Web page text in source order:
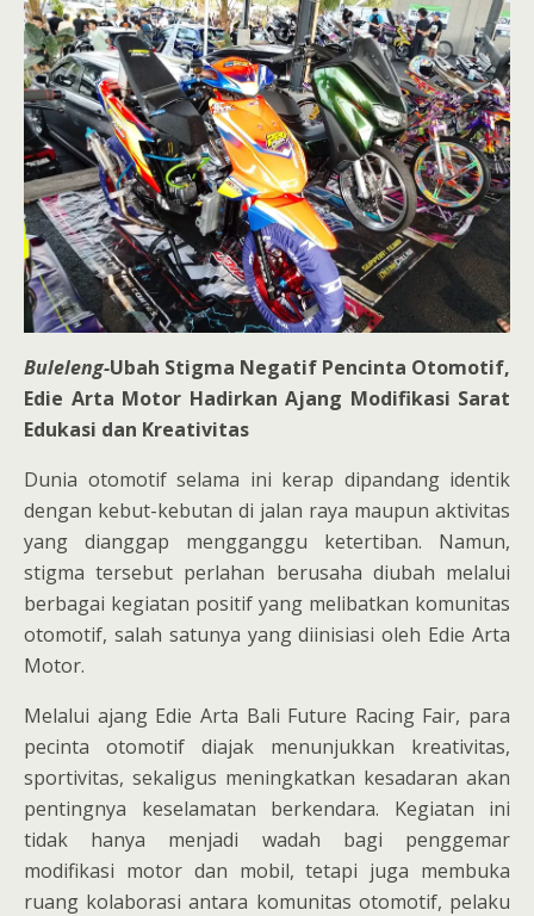
Buleleng-Ubah Stigma Negatif Pencinta Otomotif,
Edie Arta Motor Hadirkan Ajang Modifikasi Sarat
Edukasi dan Kreativitas
Dunia otomotif selama ini kerap dipandang identik
dengan kebut-kebutan di jalan raya maupun aktivitas
yang dianggap mengganggu ketertiban. Namun,
stigma tersebut perlahan berusaha diubah melalui
berbagai kegiatan positif yang melibatkan komunitas
otomotif, salah satunya yang diinisiasi oleh Edie Arta
Motor.
Melalui ajang Edie Arta Bali Future Racing Fair, para
pecinta otomotif diajak menunjukkan kreativitas,
sportivitas, sekaligus meningkatkan kesadaran akan
pentingnya keselamatan berkendara. Kegiatan ini
tidak hanya menjadi wadah bagi penggemar
modifikasi motor dan mobil, tetapi juga membuka
ruang kolaborasi antara komunitas otomotif, pelaku